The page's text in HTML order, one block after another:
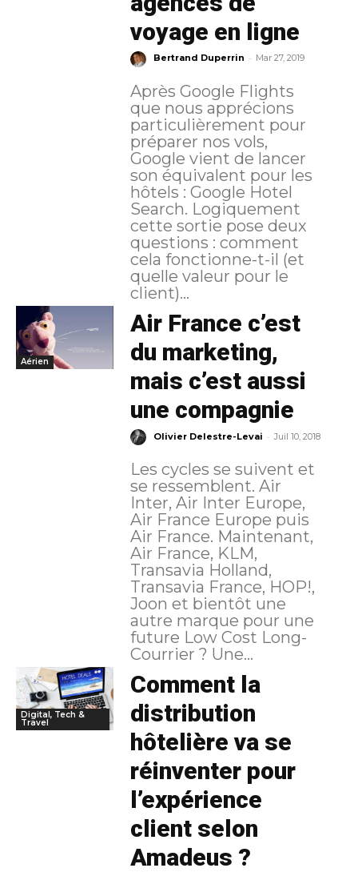
voyage en ligne
Bertrand Duperrin - Mar 27, 2019
Après Google Flights
que nous apprécions
particulièrement pour
préparer nos vols,
Google vient de lancer
son équivalent pour les
hôtels : Google Hotel
Search. Logiquement
cette sortie pose deux
questions : comment
cela fonctionne-t-il (et
quelle valeur pour le
client)...
Aérien
Air France c’est
du marketing,
mais c’est aussi
une compagnie
Olivier Delestre-Levai - Juil 10, 2018
Les cycles se suivent et
se ressemblent. Air
Inter, Air Inter Europe,
Air France Europe puis
Air France. Maintenant,
Air France, KLM,
Transavia Holland,
Transavia France, HOP!,
Joon et bientôt une
autre marque pour une
future Low Cost Long-
Courrier ? Une...
Digital, Tech &
Travel
Comment la
distribution
hôtelière va se
réinventer pour
l’expérience
client selon
Amadeus ?